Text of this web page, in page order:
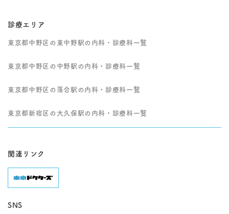
診療エリア
東京都中野区の東中野駅の内科・診療科一覧
東京都中野区の中野駅の内科・診療科一覧
東京都中野区の落合駅の内科・診療科一覧
東京都新宿区の大久保駅の内科・診療科一覧
関連リンク
SNS